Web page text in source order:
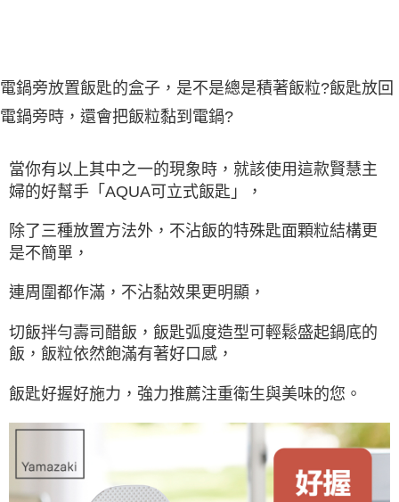
電鍋旁放置飯匙的盒子，是不是總是積著飯粒?飯匙放回
電鍋旁時，還會把飯粒黏到電鍋?
當你有以上其中之一的現象時，就該使用這款賢慧主
婦的好幫手「AQUA可立式飯匙」，
除了三種放置方法外，不沾飯的特殊匙面顆粒結構更
是不簡單，
連周圍都作滿，不沾黏效果更明顯，
切飯拌勻壽司醋飯，飯匙弧度造型可輕鬆盛起鍋底的
飯，飯粒依然飽滿有著好口感，
飯匙好握好施力，強力推薦注重衛生與美味的您。